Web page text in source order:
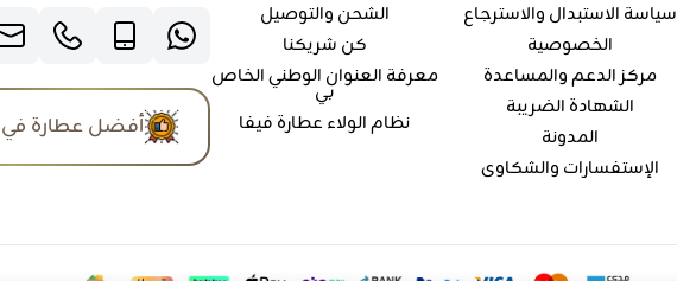
سياسة الاستبدال والاسترجاع
الخصوصية
مركز الدعم والمساعدة
الشهادة الضريبة
المدونة
الإستفسارات والشكاوي
الشحن والتوصيل
كن شريكنا
معرفة العنوان الوطني الخاص
بي
نظام الولاء عطارة فيفا
أفضل عطارة في